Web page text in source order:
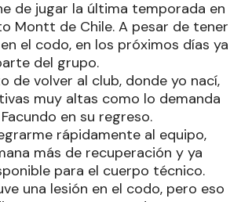
de jugar la última temporada en
Montt de Chile. A pesar de tener
el codo, en los próximos días ya
del grupo.
de volver al club, donde yo nací,
muy altas como lo demanda
en su regreso.
rápidamente al equipo,
más de recuperación y ya
para el cuerpo técnico.
una lesión en el codo, pero eso